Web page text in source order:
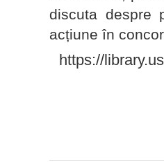
discuta despre
acțiune în
https://